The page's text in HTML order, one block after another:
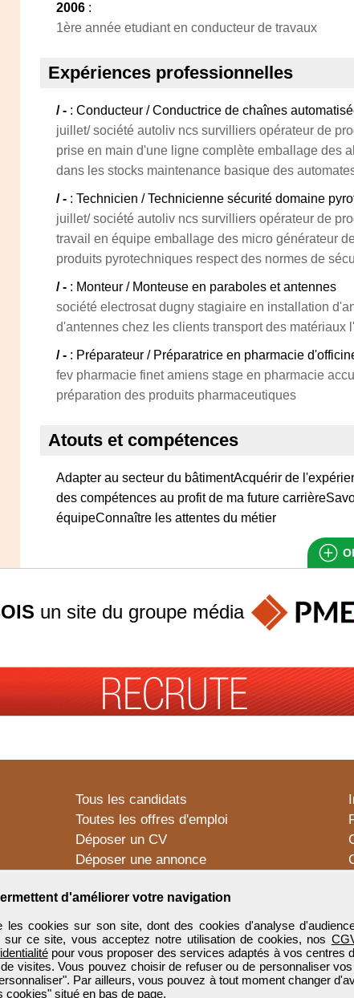
2006 :
1ère année etudiant en conducteur de travaux
Expériences professionnelles
/ - : Conducteur / Conductrice de chaînes
juillet/ société autoliv ncs survilliers opérateur de
prise en main d'une ligne complète emballage des
dans les stocks maintenance basique des
/ - : Technicien / Technicienne sécurité domaine
juillet/ société autoliv ncs survilliers opérateur de
travail en équipe emballage des micro générateur
produits pyrotechniques respect des normes de
/ - : Monteur / Monteuse en paraboles et antennes
société electrosat dugny stagiaire en installation
d'antennes chez les clients transport des matériaux
/ - : Préparateur / Préparatrice en pharmacie
fev pharmacie finet amiens stage en pharmacie
préparation des produits pharmaceutiques
Atouts et compétences
Adapter au secteur du bâtimentAcquérir de
des compétences au profit de ma future
équipeConnaître les attentes du métier
d'améliorer votre navigation
les cookies sur son site, dont des cookies d'analyse
sur ce site, vous acceptez notre utilisation de cookies, nos
pour vous proposer des services adaptés à vos centres
visites. Vous pouvez choisir de refuser ou de personnaliser
Par ailleurs, vous pouvez à tout moment changer
cookies" situé en bas de page.
un site du groupe média
Tous les candidats
Toutes les offres d'emploi
Déposer un CV
Déposer une annonce